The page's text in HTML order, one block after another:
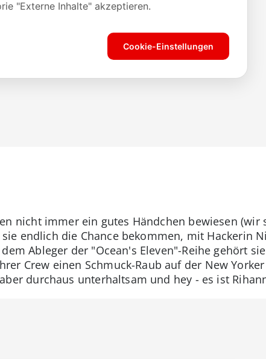
nicht immer ein gutes Händchen bewiesen (wir
endlich die Chance bekommen, mit Hackerin
Ableger der "Ocean's Eleven"-Reihe gehört
Crew einen Schmuck-Raub auf der New
durchaus unterhaltsam und hey - es ist